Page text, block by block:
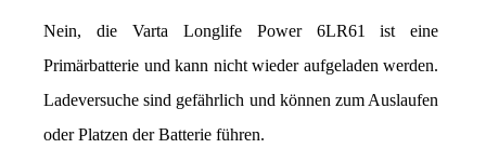
Nein, die Varta Longlife Power 6LR61 ist eine
Primärbatterie und kann nicht wieder aufgeladen werden.
Ladeversuche sind gefährlich und können zum Auslaufen
oder Platzen der Batterie führen.